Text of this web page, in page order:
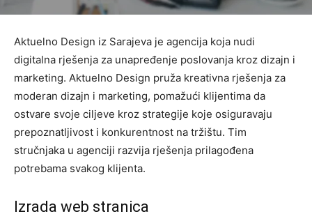
Aktuelno Design iz Sarajeva je agencija koja nudi
digitalna rješenja za unapređenje poslovanja kroz dizajn i
marketing. Aktuelno Design pruža kreativna rješenja za
moderan dizajn i marketing, pomažući klijentima da
ostvare svoje ciljeve kroz strategije koje osiguravaju
prepoznatljivost i konkurentnost na tržištu. Tim
stručnjaka u agenciji razvija rješenja prilagođena
potrebama svakog klijenta.
Izrada web stranica